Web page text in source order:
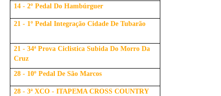
14 - 2º Pedal Do Hambúrguer
21 - 1º Pedal Integração Cidade De Tubarão
21 - 34ª Prova Ciclistica Subida Do Morro Da
Cruz
28 - 10º Pedal De São Marcos
28 - 3ª XCO - ITAPEMA CROSS COUNTRY